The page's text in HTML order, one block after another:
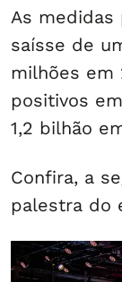
As medidas
saísse de
milhões em
positivos
1,2 bilhão
Confira, a
palestra do